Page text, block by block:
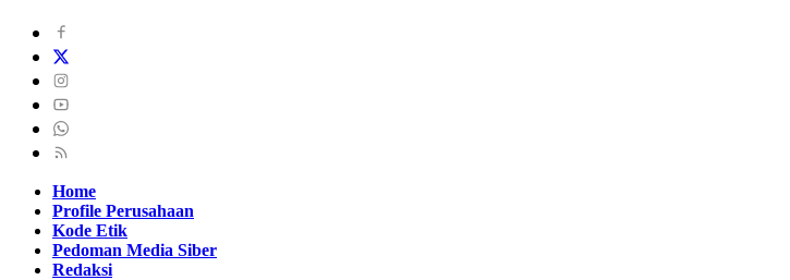
Home
Profile Perusahaan
Kode Etik
Pedoman Media Siber
Redaksi